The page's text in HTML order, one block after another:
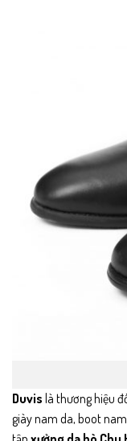
Duvis là thương hiệu
giày nam da, boot